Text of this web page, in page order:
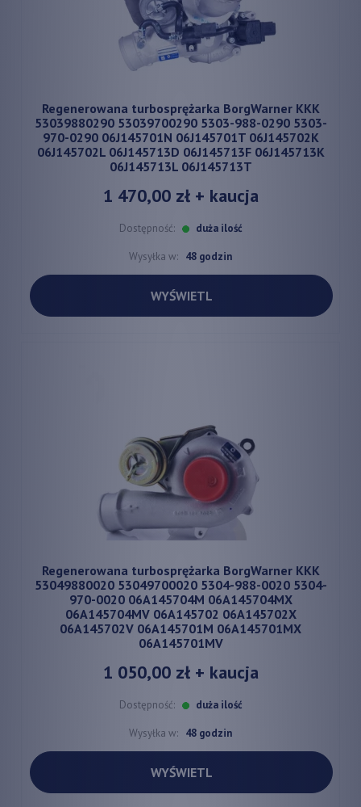
Regenerowana turbosprężarka BorgWarner KKK
53039880290 53039700290 5303-988-0290 5303-
970-0290 06J145701N 06J145701T 06J145702K
06J145702L 06J145713D 06J145713F 06J145713K
06J145713L 06J145713T
1 470,00 zł+ kaucja
Dostępność: duża ilość
Wysyłka w: 48 godzin
WYŚWIETL
Regenerowana turbosprężarka BorgWarner KKK
53049880020 53049700020 5304-988-0020 5304-
970-0020 06A145704M 06A145704MX
06A145704MV 06A145702 06A145702X
06A145702V 06A145701M 06A145701MX
06A145701MV
1 050,00 zł+ kaucja
Dostępność: duża ilość
Wysyłka w: 48 godzin
WYŚWIETL